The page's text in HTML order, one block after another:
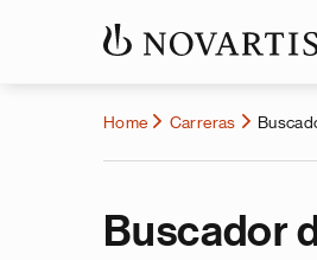
Home Carreras
Buscador